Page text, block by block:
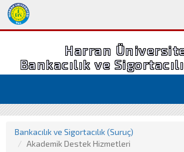
Harran
Bankacılık ve
Bankacılık ve Sigortacılık (Suruç)
Akademik Destek Hizmetleri